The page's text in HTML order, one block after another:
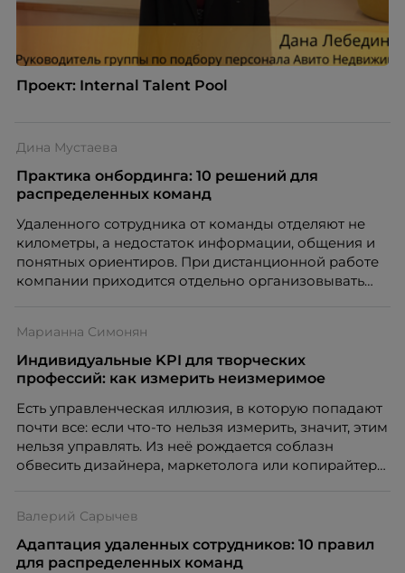
Проект: Internal Talent Pool
Дина Мустаева
Практика онбординга: 10 решений для
распределенных команд
Удаленного сотрудника от команды отделяют не
километры, а недостаток информации, общения и
понятных ориентиров. При дистанционной работе
компании приходится отдельно организовывать
по работе с персоналом Инфомаксимум,
рассказывает, как выстроить адаптацию
распределенной команды без лишнего контроля и
Марианна Симонян
Индивидуальные KPI для творческих
профессий: как измерить неизмеримое
Есть управленческая иллюзия, в которую попадают
почти все: если что-то нельзя измерить, значит, этим
нельзя управлять. Из неё рождается соблазн
обвесить дизайнера, маркетолога или копирайтера
Проблема в том, что так мы измеряем не ценность,
а движение. А творческая работа — это тот редкий
случай, где движение и результат могут не
Валерий Сарычев
Адаптация удаленных сотрудников: 10 правил
для распределенных команд